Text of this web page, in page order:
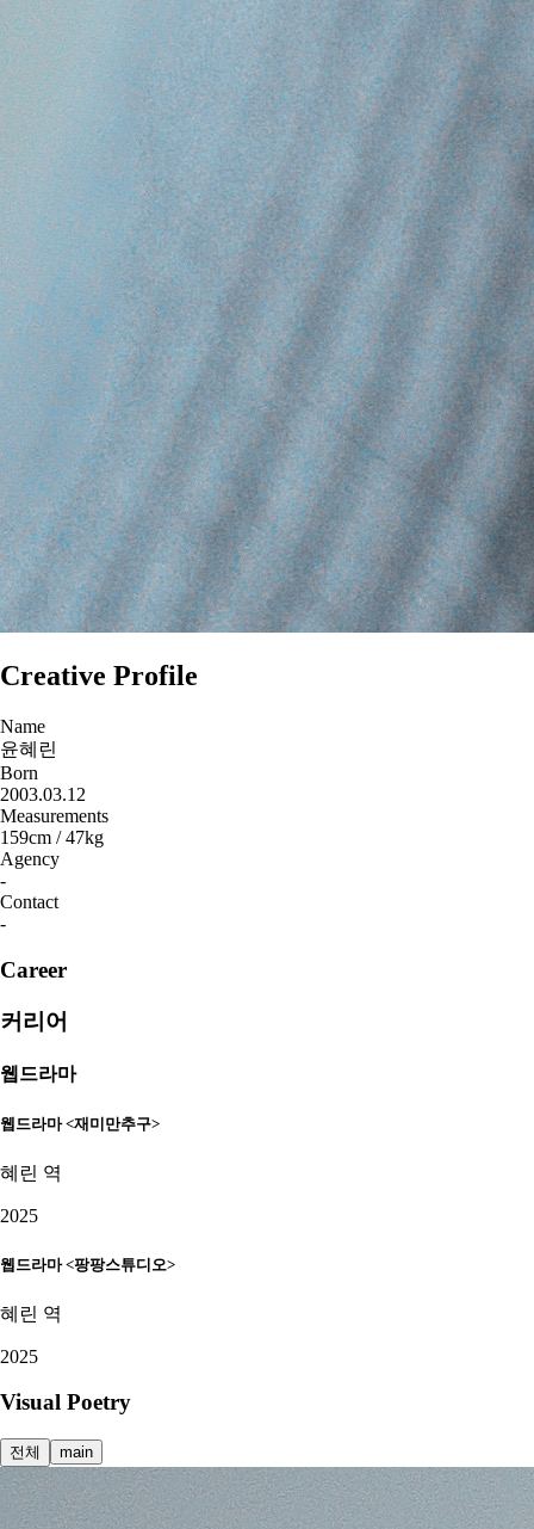
Creative Profile
Name
윤혜린
Born
2003.03.12
Measurements
159cm /47kg
Agency
-
Contact
-
Career
커리어
웹드라마
웹드라마 <재미만추구>
혜린 역
2025
웹드라마 <팡팡스튜디오>
혜린 역
2025
Visual Poetry
전체 main